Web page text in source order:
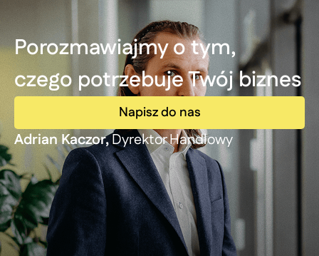
Porozmawiajmy o tym,
czego potrzebuje Twój biznes
Napisz do nas
Adrian Kaczor,Dyrektor Handlowy